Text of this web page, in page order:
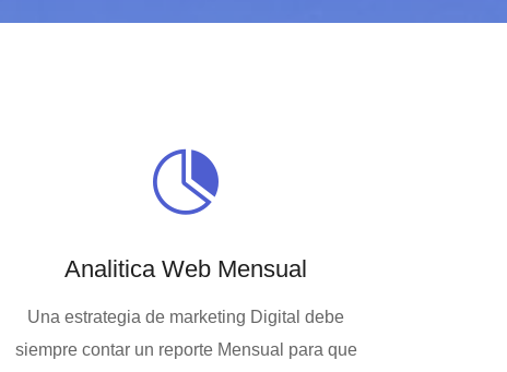

Analitica Web Mensual
Una estrategia de marketing Digital debe
siempre contar un reporte Mensual para que